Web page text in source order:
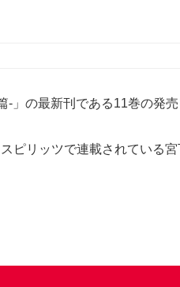
-」の最新刊である11巻の発売
ピリッツで連載されている